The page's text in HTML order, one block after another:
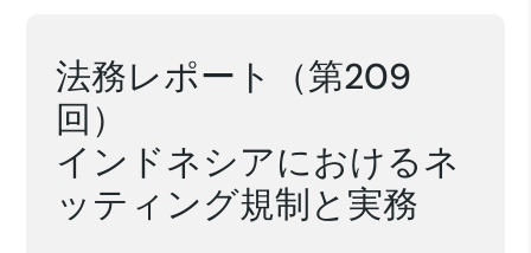
法務レポート（第209
回）
インドネシアにおけるネ
ッティング規制と実務